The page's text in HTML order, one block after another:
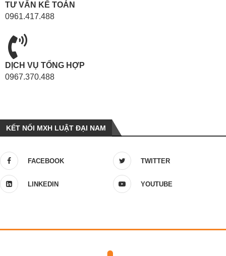
TƯ VẤN KẾ TOÁN
0961.417.488
DỊCH VỤ TỔNG HỢP
0967.370.488
KẾT NỐI MXH LUẬT ĐẠI NAM
FACEBOOK TWITTER
LINKEDIN YOUTUBE